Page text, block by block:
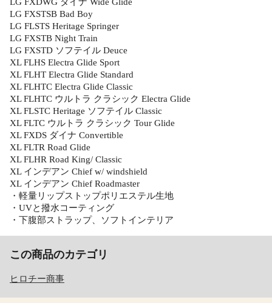
LG FXSTSB Bad Boy
LG FLSTS Heritage Springer
LG FXSTB Night Train
LG FXSTD ソフテイル Deuce
XL FLHS Electra Glide Sport
XL FLHT Electra Glide Standard
XL FLHTC Electra Glide Classic
XL FLHTC ウルトラ クラシック Electra Glide
XL FLSTC Heritage ソフテイル Classic
XL FLTC ウルトラ クラシック Tour Glide
XL FXDS ダイナ Convertible
XL FLTR Road Glide
XL FLHR Road King/ Classic
XL インデアン Chief w/ windshield
XL インデアン Chief Roadmaster
・軽量リップストップポリエステル生地
・UVと撥水コーティング
・下腹部ストラップ、ソフトインテリア
この商品のカテゴリ
ヒロチー商事